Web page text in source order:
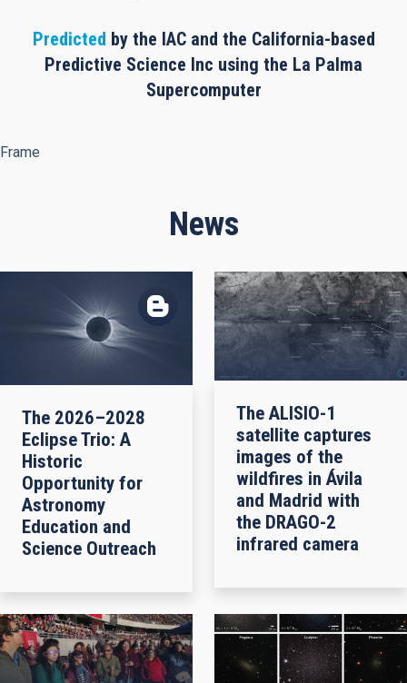
Predicted by the IAC and the California-based
Predictive Science Inc using the La Palma
Supercomputer
Frame
News
The 2026–2028
Eclipse Trio: A
Historic
Opportunity for
Astronomy
Education and
Science Outreach
The ALISIO-1
satellite captures
images of the
wildfires in Ávila
and Madrid with
the DRAGO-2
infrared camera